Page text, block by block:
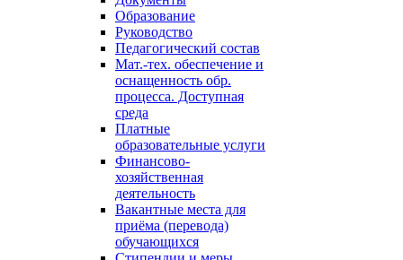
Образование
Руководство
Педагогический состав
Мат.-тех. обеспечение и
оснащенность обр.
процесса. Доступная
среда
Платные
образовательные услуги
Финансово-
хозяйственная
деятельность
Вакантные места для
приёма (перевода)
обучающихся